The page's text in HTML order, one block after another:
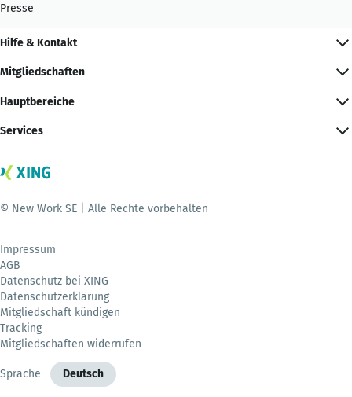
Presse
Hilfe & Kontakt
Mitgliedschaften
Hauptbereiche
Services
© New Work SE | Alle Rechte vorbehalten
Impressum
AGB
Datenschutz bei XING
Datenschutzerklärung
Mitgliedschaft kündigen
Tracking
Mitgliedschaften widerrufen
Sprache Deutsch